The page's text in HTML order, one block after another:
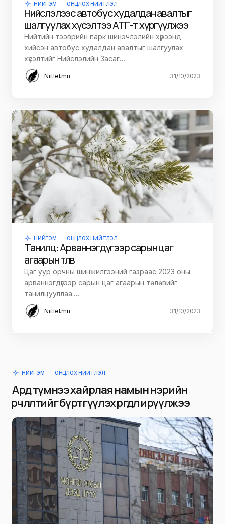
НИЙГЭМ ОНЦЛОХ НИЙТЛЭЛ
Нийслэлээс автобус худалдан авалтыг
шалгуулах хүсэлтээ АТГ-т хүргүүлжээ
Нийтийн тээврийн парк шинэчлэлийн хүрээнд
хийсэн автобус худалдан авалтыг шалгуулах
хүсэлтийг Нийслэлийн Засаг…
Niitlel.mn 31/10/2023
НИЙГЭМ ОНЦЛОХ НИЙТЛЭЛ
Танилц: Арваннэгдүгээр сарын цаг
агаарын төлөв
Цаг уур орчны шинжилгээний газраас 2023 оны
арваннэгдүгээр сарын цаг агаарын төлөвийг
танилцууллаа.…
Niitlel.mn 31/10/2023
НИЙГЭМ ОНЦЛОХ НИЙТЛЭЛ
Ард түмнээ хайрлая намын нэрийн
өөрчлөлтийг бүртгүүлэх өргөдөл ирүүлжээ